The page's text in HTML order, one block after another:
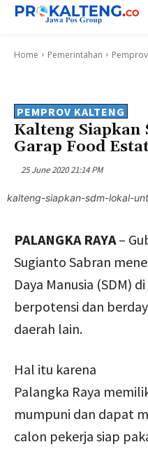
Home Pemerintahan
PEMPROV KALTENG
Kalteng
Garap Food
25 June 2020 21:14 PM
kalteng-siapkan-sdm-lokal-
PALANGKA RAYA –
Sugianto Sabran
Daya Manusia (SDM)
berpotensi dan
daerah lain.
Hal itu karena
Palangka Raya
mumpuni dan dapat
calon pekerja siap